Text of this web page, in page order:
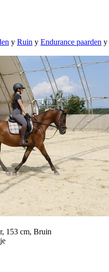
y Ruin y Endurance paarden y
153 cm, Bruin